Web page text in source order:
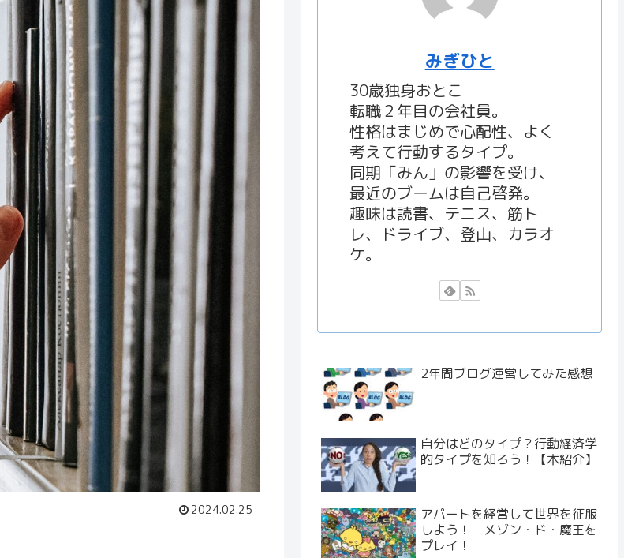
2024.02.25
みぎひと
30歳独身おとこ
転職２年目の会社員。
性格はまじめで心配性、よく
考えて行動するタイプ。
同期「みん」の影響を受け、
最近のブームは自己啓発。
趣味は読書、テニス、筋ト
レ、ドライブ、登山、カラオ
ケ。
2年間ブログ運営してみた感想
自分はどのタイプ？行動経済学
的タイプを知ろう！【本紹介】
アパートを経営して世界を征服
しよう！ メゾン・ド・魔王を
プレイ！